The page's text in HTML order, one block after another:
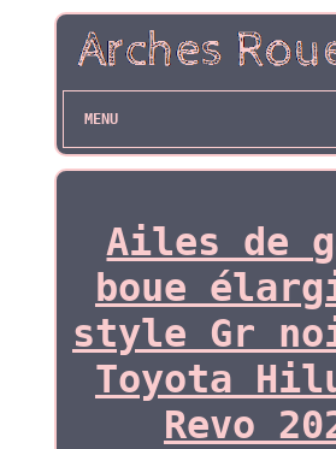
MENU
Ailes de
boue
style Gr
Toyota
Revo